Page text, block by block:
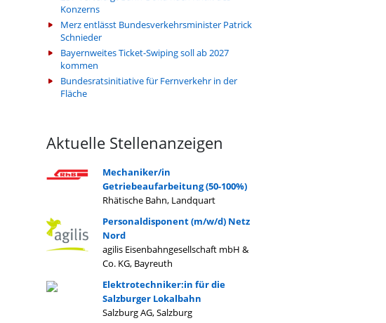
Konzerns
Merz entlässt Bundesverkehrsminister Patrick
Schnieder
Bayernweites Ticket-Swiping soll ab 2027
kommen
Bundesratsinitiative für Fernverkehr in der
Fläche
Aktuelle Stellenanzeigen
Mechaniker/in
Getriebeaufarbeitung (50-100%)
Rhätische Bahn, Landquart
Personaldisponent (m/w/d) Netz
Nord
agilis Eisenbahngesellschaft mbH &
Co. KG, Bayreuth
Elektrotechniker:in für die
Salzburger Lokalbahn
Salzburg AG, Salzburg